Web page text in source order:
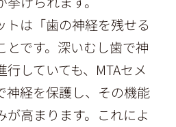
トは「歯の神経を残せる
とです。深いむし歯で神
していても、MTAセメ
神経を保護し、その機能
が高まります。これによ